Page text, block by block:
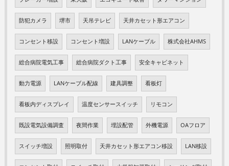
防犯カメラ 堺市 天吊テレビ 天井カセット形エアコン
コンセント移設 コンセント増設 LANケーブル 株式会社AHMS
総合病院電気工事 総合病院ダクト工事 安全キャビネット
動力電源 LANケーブル配線 建具調整 看板灯
看板内ディスプレイ 温度センサースイッチ リモコン
既設電気設備調査 夜間作業 埋設配管 外機電源 OAフロア
スイッチ増設 照明取付 天井カセット形エアコン移設 LAN移設